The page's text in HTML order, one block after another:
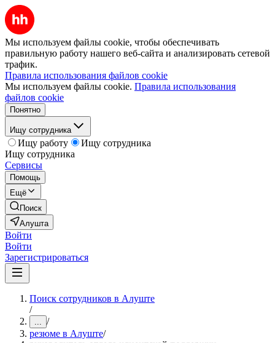
Мы используем файлы cookie, чтобы обеспечивать
правильную работу нашего веб-сайта и анализировать сетевой
трафик.
Правила использования файлов cookie
Мы используем файлы cookie. Правила использования
файлов cookie
Понятно
Ищу сотрудника
Ищу работу
Ищу сотрудника
Ищу сотрудника
Сервисы
Помощь
Ещё
Поиск
Алушта
Войти
Войти
Зарегистрироваться
Поиск сотрудников в Алуште
/
... /
резюме в Алуште/